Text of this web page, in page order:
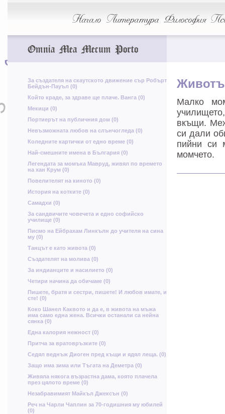
у
А
ю
т
И
ъ т
Ж
б
Ч
А
З
Е
С
в
И
Л
В
я
В
Х
я
М
Начало Литература Философия
Omnia Mea Mecum Porto
За създателя на скаутското движение сър Робърт
Бейдън-Пауъл (0)
Който краде, за здраве ще плаче. Ванга (0)
Мекици (0)
Портиерът на публичния дом (0)
Невъзможната любов на слънчогледа (0)
Коледните картички от едно време (0)
Най-смешните имена в България (0)
Легендата за момъка Мавруд, живял по времето
на хан Крум (0)
Повелителят на киното (0)
История на котките (0)
Самадхи (0)
За сандвичите човечета и едно софийско
училище (0)
Писмо на Ейбрахам Линкълн до учителя на сина
му (0)
Танцът е като живота (0)
Създателят на молива (0)
За индианците и насилието (0)
Четири начина да обичаме (0)
Пишете, братя и сестри, пишете! И любов имате, и
сте! (0)
Коко Шанел Каквото и да е, в живота на мъжа
има само една жена. Всички останали са нейна
сянка (0)
Една калория нежност (0)
Притча за вратовръзките (0)
Седял веднъж Диоген пред къщи и ядял леща. (0)
Защо има зима или Тъгата на Деметра (0)
Живяла някога възрастна дама, която плачела
през цялото време (0)
Незабравимият Майкъл Джексън (0)
Реч на Чарли Чаплин за 70-годишния му юбилей
(0)
Малко
вкъщи.
си дали
пийни си
момчето.